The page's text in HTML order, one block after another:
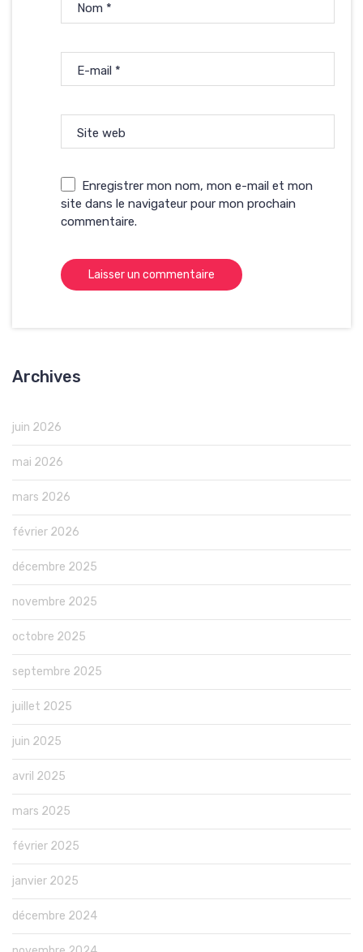
Nom *
E-mail *
Site web
Enregistrer mon nom, mon e-mail et mon
site dans le navigateur pour mon prochain
commentaire.
Archives
juin 2026
mai 2026
mars 2026
février 2026
décembre 2025
novembre 2025
octobre 2025
septembre 2025
juillet 2025
juin 2025
avril 2025
mars 2025
février 2025
janvier 2025
décembre 2024